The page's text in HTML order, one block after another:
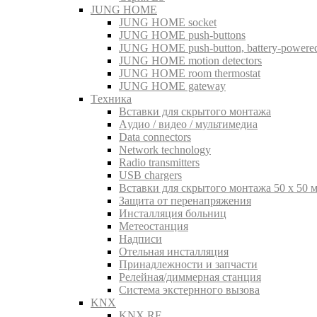
JUNG HOME
JUNG HOME socket
JUNG HOME push-buttons
JUNG HOME push-button, battery-
JUNG HOME motion detectors
JUNG HOME room thermostat
JUNG HOME gateway
Tехника
Вставки для скрытого монтажа
Aудио / видео / мультимедиа
Data connectors
Network technology
Radio transmitters
USB chargers
Вставки для скрытого монтажа 50 x 50
Защита от перенапряжения
Инсталляция больниц
Метеостанция
Надписи
Отельная инсталляция
Принадлежности и запчасти
Релейная/диммерная станция
Система экстернного вызова
KNX